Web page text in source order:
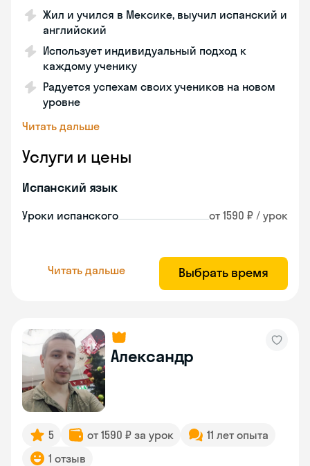
Жил и учился в Мексике, выучил испанский и
английский
Использует индивидуальный подход к
каждому ученику
Радуется успехам своих учеников на новом
уровне
Читать дальше
Услуги и цены
Испанский язык
Уроки испанского от 1590 ₽ / урок
Читать дальше Выбрать время
Александр
5 от 1590 ₽ за урок
11 лет опыта
1 отзыв